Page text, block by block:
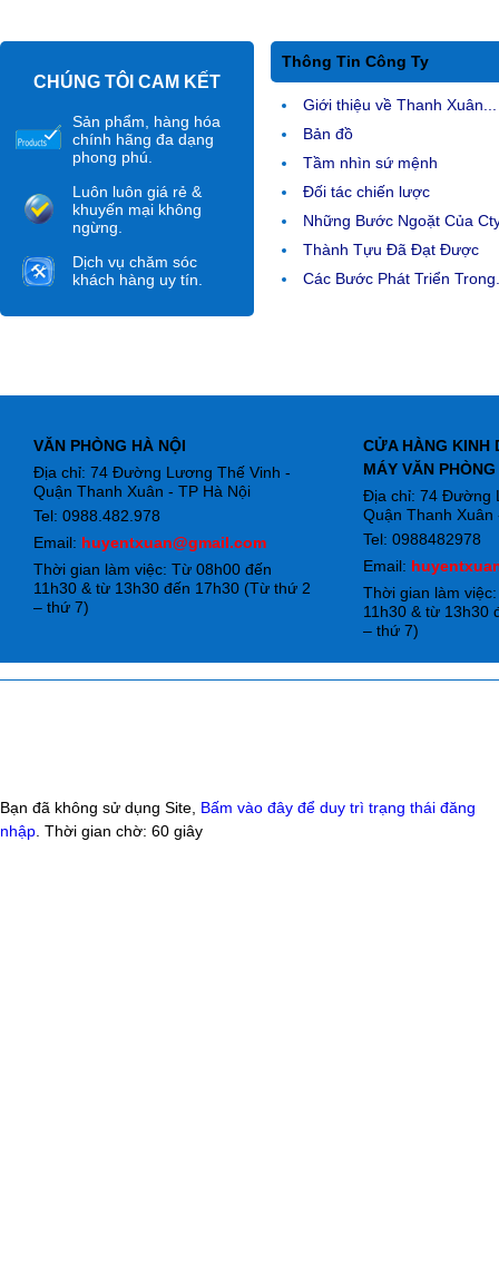
CHÚNG TÔI CAM KẾT
Sản phẩm, hàng hóa
chính hãng đa dạng
phong phú.
Luôn luôn giá rẻ &
khuyến mại không
ngừng.
Dịch vụ chăm sóc
khách hàng uy tín.
Thông Tin Công Ty
Giới thiệu về Thanh Xuân...
Bản đồ
Tầm nhìn sứ mệnh
Đối tác chiến lược
Những Bước Ngoặt Của
Thành Tựu Đã Đạt Được
Các Bước Phát Triển
VĂN PHÒNG HÀ NỘI
Địa chỉ: 74 Đường Lương Thế Vinh -
Quận Thanh Xuân - TP Hà Nội
Tel: 0988.482.978
Email: huyentxuan@gmail.com
Thời gian làm việc: Từ 08h00 đến
11h30 & từ 13h30 đến 17h30 (Từ thứ 2
– thứ 7)
CỬA HÀNG KINH
MÁY VĂN PHÒNG
Địa chỉ: 74 Đường
Quận Thanh Xuân
Tel: 0988482978
Email:
Thời gian làm
11h30 & từ 13h30
– thứ 7)
Bạn đã không sử dụng Site, Bấm vào đây để duy trì trạng thái đăng
nhập . Thời gian chờ: 60 giây